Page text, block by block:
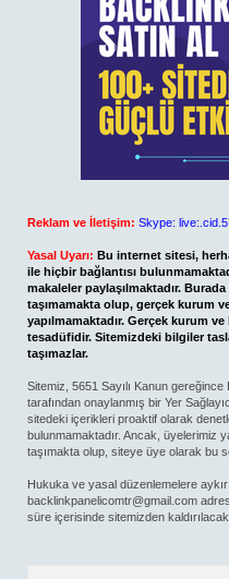
Reklam ve İletişim: Skype:
Yasal Uyarı: Bu internet sitesi,
ile hiçbir bağlantısı
makaleler paylaşılmaktadır.
taşımamakta olup, gerçek kurum
yapılmamaktadır. Gerçek kurum
tesadüfidir. Sitemizdeki bilgiler
taşımazlar.
Sitemiz, 5651 Sayılı Kanun
tarafından onaylanmış bir Yer
sitedeki içerikleri proaktif olarak
bulunmamaktadır. Ancak, üyelerimiz
taşımakta olup, siteye üye olarak bu
Hukuka ve yasal düzenlemelere
backlinkpanelicomtr@gmail.com
süre içerisinde sitemizden